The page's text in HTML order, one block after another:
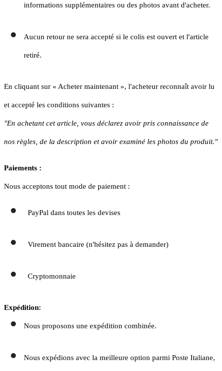
informations supplémentaires ou des photos avant d'acheter.
Aucun retour ne sera accepté si le colis est ouvert et l'article
retiré.
En cliquant sur « Acheter maintenant », l'acheteur reconnaît avoir lu
et accepté les conditions suivantes :
"En achetant cet article, vous déclarez avoir pris connaissance de
nos règles, de la description et avoir examiné les photos du produit."
Paiements :
Nous acceptons tout mode de paiement :
PayPal dans toutes les devises
Virement bancaire (n'hésitez pas à demander)
Cryptomonnaie
Expédition:
Nous proposons une expédition combinée.
Nous expédions avec la meilleure option parmi Poste Italiane,